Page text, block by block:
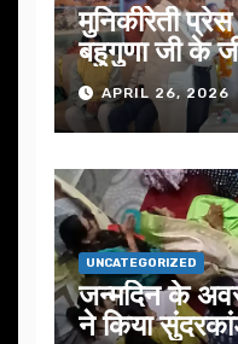
मुनिकीरेती
बहुगुणा जी के
जोरAPRIL 26, 2026
UNCATEGORIZED
जन्मदिन के
ने किया